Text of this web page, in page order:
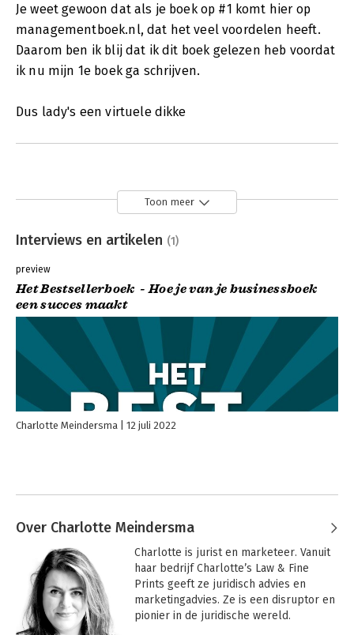
Je weet gewoon dat als je boek op #1 komt hier op
managementboek.nl, dat het veel voordelen heeft.
Daarom ben ik blij dat ik dit boek gelezen heb voordat
ik nu mijn 1e boek ga schrijven.
Dus lady's een virtuele dikke
Toon meer
Interviews en artikelen (1)
preview
Het Bestsellerboek - Hoe je van je businessboek
een succes maakt
Charlotte Meindersma 12 juli 2022
Over Charlotte Meindersma
Charlotte is jurist en marketeer. Vanuit
haar bedrijf Charlotte’s Law & Fine
Prints geeft ze juridisch advies en
marketingadvies. Ze is een disruptor en
pionier in de juridische wereld.